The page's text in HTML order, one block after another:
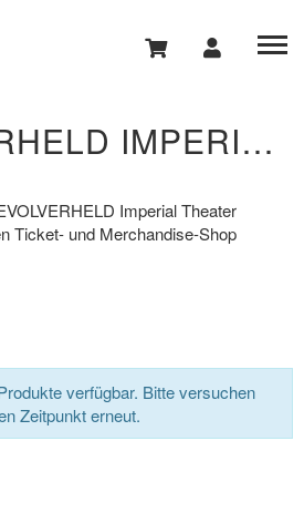
REVOLVERHELD IMPERIAL THEATER HAMBURG
Imperial Theater
Ticket- und Merchandise-Shop
verfügbar. Bitte versuchen
Zeitpunkt erneut.